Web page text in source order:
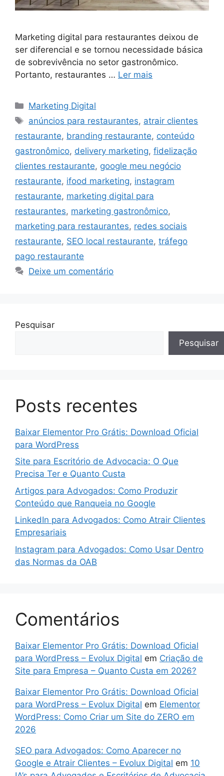
Marketing digital para restaurantes deixou de
ser diferencial e se tornou necessidade básica
de sobrevivência no setor gastronômico.
Portanto, restaurantes … Ler mais
Categorias
Marketing Digital
Tags
anúncios para restaurantes, atrair clientes
restaurante, branding restaurante, conteúdo
gastronômico, delivery marketing, fidelização
clientes restaurante, google meu negócio
restaurante, ifood marketing, instagram
restaurante, marketing digital para
restaurantes, marketing gastronômico,
marketing para restaurantes, redes sociais
restaurante, SEO local restaurante, tráfego
pago restaurante
Deixe um comentário
Pesquisar
Pesquisar
Posts recentes
Baixar Elementor Pro Grátis: Download Oficial
para WordPress
Site para Escritório de Advocacia: O Que
Precisa Ter e Quanto Custa
Artigos para Advogados: Como Produzir
Conteúdo que Ranqueia no Google
LinkedIn para Advogados: Como Atrair Clientes
Empresariais
Instagram para Advogados: Como Usar Dentro
das Normas da OAB
Comentários
Baixar Elementor Pro Grátis: Download Oficial
para WordPress – Evolux Digital em Criação de
Site para Empresa – Quanto Custa em 2026?
Baixar Elementor Pro Grátis: Download Oficial
para WordPress – Evolux Digital em Elementor
WordPress: Como Criar um Site do ZERO em
2026
SEO para Advogados: Como Aparecer no
Google e Atrair Clientes – Evolux Digital em 10